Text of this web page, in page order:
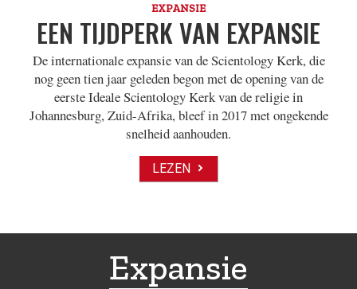
EXPANSIE
EEN TIJDPERK VAN EXPANSIE
De internationale expansie van de Scientology Kerk, die
nog geen tien jaar geleden begon met de opening van de
eerste Ideale Scientology Kerk van de religie in
Johannesburg, Zuid-Afrika, bleef in 2017 met ongekende
snelheid aanhouden.
LEZEN
Expansie